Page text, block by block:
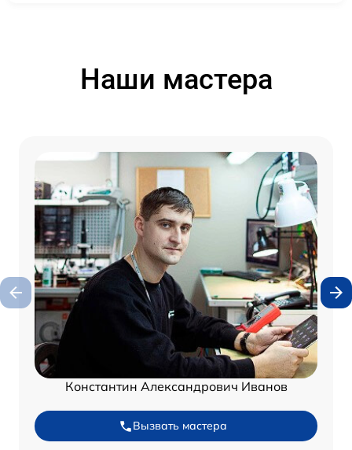
Наши мастера
Константин Александрович Иванов
Вызвать мастера